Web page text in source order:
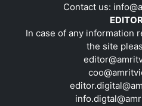
Contact us:
In case of any information
the site